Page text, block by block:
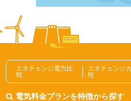
広島ガスってどんな会社
判を紹介
ガス会社 ガス料金プラン
ガス自由化とは？仕組みやガス会社
エネチェンジ電力比
較
エネチェンジ
較
電気料金プランを特徴から探す